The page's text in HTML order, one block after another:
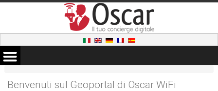
Benvenuti sul Geoportal di Oscar WiFi